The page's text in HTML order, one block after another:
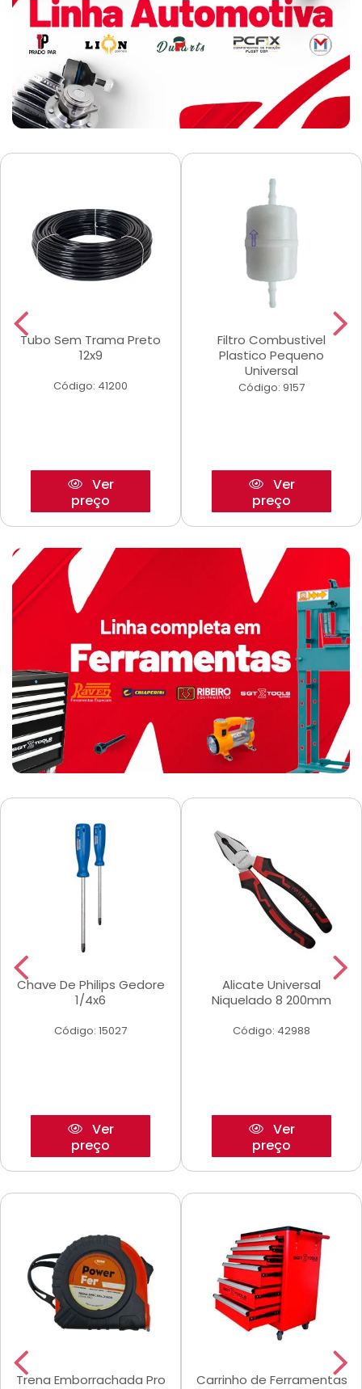
Tubo Sem Trama Preto
12x9
Código: 41200
Ver
preço
Filtro Combustivel
Plastico Pequeno
Universal
Código: 9157
Ver
preço
Chave De Philips Gedore
1/4x6
Código: 15027
Ver
preço
Alicate Universal
Niquelado 8 200mm
Código: 42988
Ver
preço
Trena Emborrachada Pro
Carrinho de Ferramentas